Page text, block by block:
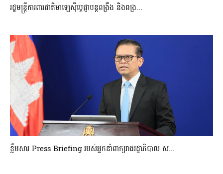
រដ្ឋមន្ត្រីការពារជាតិម៉ាឡេស៊ីប្ដេជ្ញាបន្តពង្រឹង និងពង្រ...
ខ្លឹមសារ Press Briefing របស់អ្នកនាំពាក្យរាជរដ្ឋាភិបាល ស...